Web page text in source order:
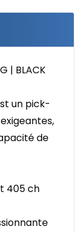
| BLACK
un pick-
de
405 ch